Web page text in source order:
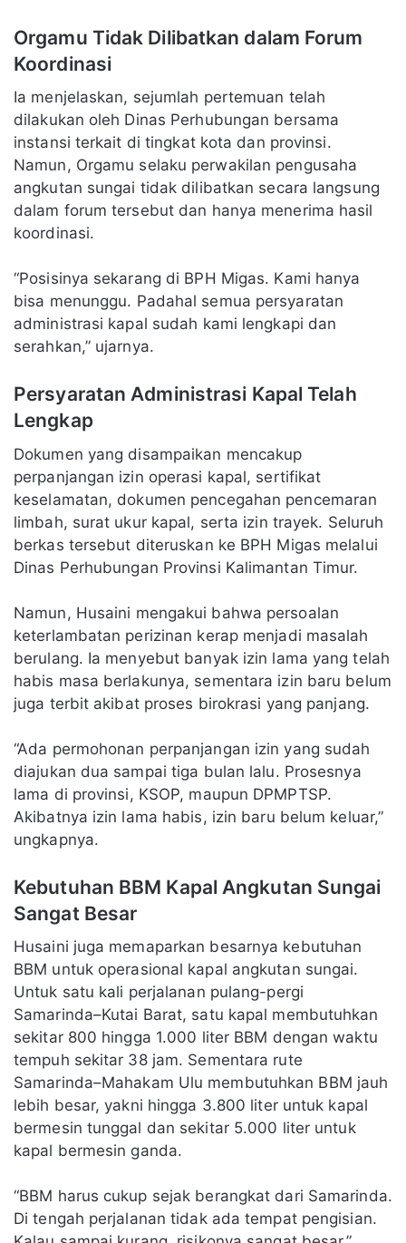
Orgamu Tidak Dilibatkan dalam Forum
Koordinasi
Ia menjelaskan, sejumlah pertemuan telah
dilakukan oleh Dinas Perhubungan bersama
instansi terkait di tingkat kota dan provinsi.
Namun, Orgamu selaku perwakilan pengusaha
angkutan sungai tidak dilibatkan secara langsung
dalam forum tersebut dan hanya menerima hasil
koordinasi.
“Posisinya sekarang di BPH Migas. Kami hanya
bisa menunggu. Padahal semua persyaratan
administrasi kapal sudah kami lengkapi dan
serahkan,” ujarnya.
Persyaratan Administrasi Kapal Telah
Lengkap
Dokumen yang disampaikan mencakup
perpanjangan izin operasi kapal, sertifikat
keselamatan, dokumen pencegahan pencemaran
limbah, surat ukur kapal, serta izin trayek. Seluruh
berkas tersebut diteruskan ke BPH Migas melalui
Dinas Perhubungan Provinsi Kalimantan Timur.
Namun, Husaini mengakui bahwa persoalan
keterlambatan perizinan kerap menjadi masalah
berulang. Ia menyebut banyak izin lama yang telah
habis masa berlakunya, sementara izin baru belum
juga terbit akibat proses birokrasi yang panjang.
“Ada permohonan perpanjangan izin yang sudah
diajukan dua sampai tiga bulan lalu. Prosesnya
lama di provinsi, KSOP, maupun DPMPTSP.
Akibatnya izin lama habis, izin baru belum keluar,”
ungkapnya.
Kebutuhan BBM Kapal Angkutan Sungai
Sangat Besar
Husaini juga memaparkan besarnya kebutuhan
BBM untuk operasional kapal angkutan sungai.
Untuk satu kali perjalanan pulang-pergi
Samarinda–Kutai Barat, satu kapal membutuhkan
sekitar 800 hingga 1.000 liter BBM dengan waktu
tempuh sekitar 38 jam. Sementara rute
Samarinda–Mahakam Ulu membutuhkan BBM jauh
lebih besar, yakni hingga 3.800 liter untuk kapal
bermesin tunggal dan sekitar 5.000 liter untuk
kapal bermesin ganda.
“BBM harus cukup sejak berangkat dari Samarinda.
Di tengah perjalanan tidak ada tempat pengisian.